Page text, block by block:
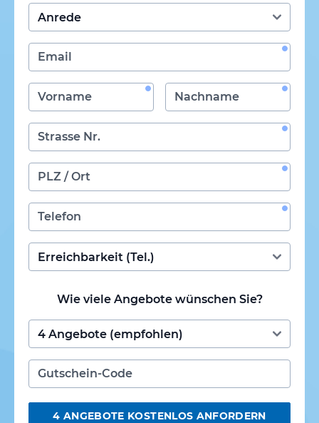
Wie viele Angebote wünschen Sie?
4 ANGEBOTE KOSTENLOS ANFORDERN